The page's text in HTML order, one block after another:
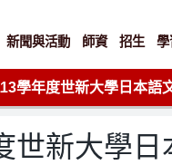
新聞與活動 師資 招生 學
學年度世新大學日本語
世新大學